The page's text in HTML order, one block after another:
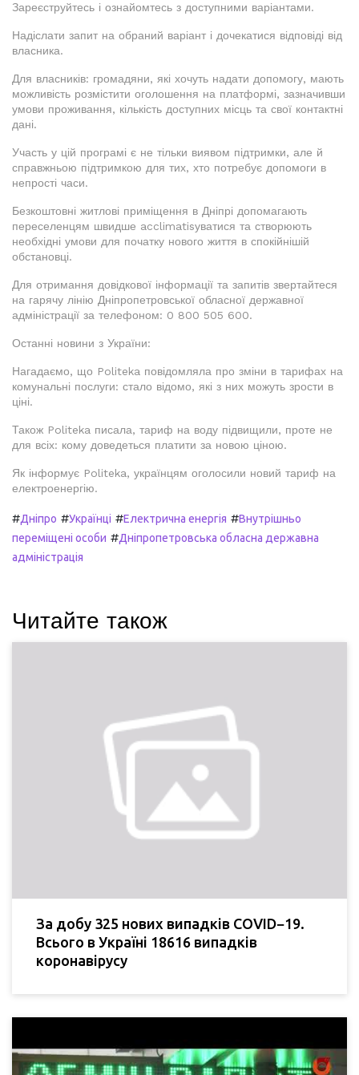
Зареєструйтесь і ознайомтесь з доступними варіантами.
Надіслати запит на обраний варіант і дочекатися відповіді від
власника.
Для власників: громадяни, які хочуть надати допомогу, мають
можливість розмістити оголошення на платформі, зазначивши
умови проживання, кількість доступних місць та свої контактні
дані.
Участь у цій програмі є не тільки виявом підтримки, але й
справжньою підтримкою для тих, хто потребує допомоги в
непрості часи.
Безкоштовні житлові приміщення в Дніпрі допомагають
переселенцям швидше acclimatisуватися та створюють
необхідні умови для початку нового життя в спокійнішій
обстановці.
Для отримання довідкової інформації та запитів звертайтеся
на гарячу лінію Дніпропетровської обласної державної
адміністрації за телефоном: 0 800 505 600.
Останні новини з України:
Нагадаємо, що Politeka повідомляла про зміни в тарифах на
комунальні послуги: стало відомо, які з них можуть зрости в
ціні.
Також Politeka писала, тариф на воду підвищили, проте не
для всіх: кому доведеться платити за новою ціною.
Як інформує Politeka, українцям оголосили новий тариф на
електроенергію.
#Дніпро #Українці #Електрична енергія #Внутрішньо
переміщені особи #Дніпропетровська обласна державна
адміністрація
Читайте також
За добу 325 нових випадків COVID−19.
Всього в Україні 18616 випадків
коронавірусу